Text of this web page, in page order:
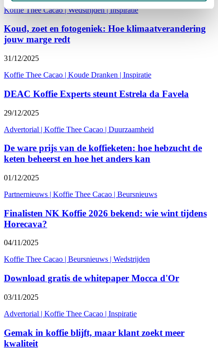
Koffie Thee Cacao|Wedstrijden|Inspiratie
Koud, zoet en fotogeniek: Hoe klimaatverandering
jouw marge redt
31/12/2025
Koffie Thee Cacao | Koude Dranken | Inspiratie
DEAC Koffie Experts steunt Estrela da Favela
29/12/2025
Advertorial | Koffie Thee Cacao | Duurzaamheid
De ware prijs van de koffieketen: hoe hebzucht de
keten beheerst en hoe het anders kan
01/12/2025
Partnernieuws | Koffie Thee Cacao | Beursnieuws
Finalisten NK Koffie 2026 bekend: wie wint tijdens
Horecava?
04/11/2025
Koffie Thee Cacao | Beursnieuws | Wedstrijden
Download gratis de whitepaper Mocca d'Or
03/11/2025
Advertorial | Koffie Thee Cacao | Inspiratie
Gemak in koffie blijft, maar klant zoekt meer
kwaliteit